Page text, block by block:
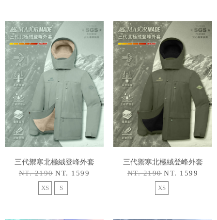
三代禦寒北極絨登峰外套
NT. 2190 NT. 1599
XS S
三代禦寒北極絨登峰外套
NT. 2190 NT. 1599
XS